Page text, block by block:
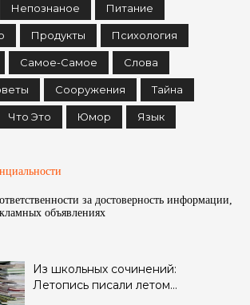
Непознаное Питание
Продукты Психология
Самое-Самое Слова
Сооружения Тайна
Что Это Юмор Язык
за достоверность информации,
объявленияx
Из школьных сочинений:
Летопись писали летом…